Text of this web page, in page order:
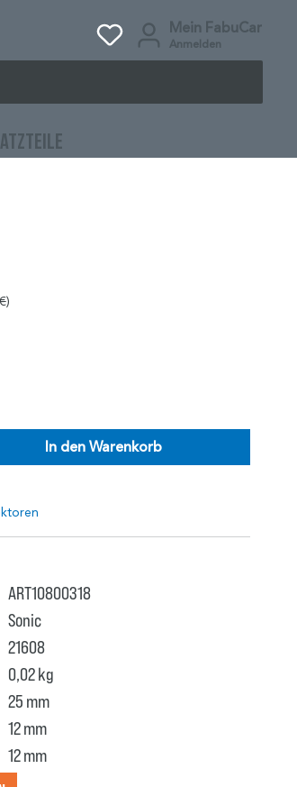
Mein FabuCar
Anmelden
)
In den Warenkorb
ART10800318
Sonic
21608
0,02 kg
25 mm
12 mm
12 mm